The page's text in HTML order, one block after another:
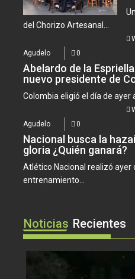
del Chorizo Artesanal...
Agudelo
0
Abelardo de la
nuevo presidente de
Colombia eligió el día de ayer
Agudelo
0
Nacional busca la
gloria ¿Quién ganará?
Atlético Nacional realizó ayer
entrenamiento...
Noticias Recientes